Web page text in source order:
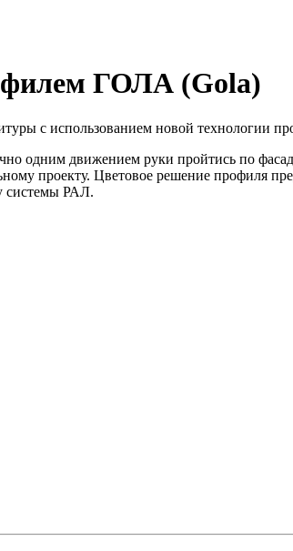
ГОЛА (Gola)
с использованием новой
одним движением руки пройтись по
проекту. Цветовое решение
системы РАЛ.